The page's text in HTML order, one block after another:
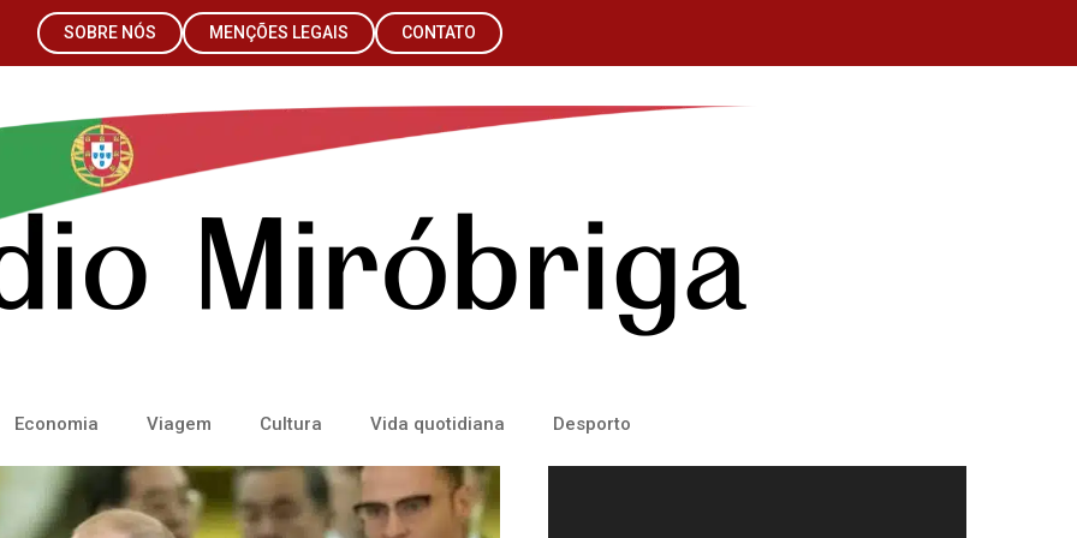
SOBRE NÓS MENÇÕES LEGAIS CONTATO
Economia Viagem Cultura Vida quotidiana Desporto